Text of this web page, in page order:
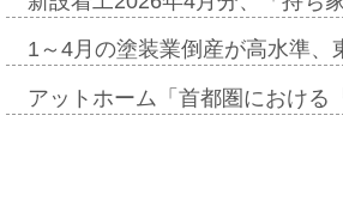
1～4月の塗装業倒産が高水準
アットホーム「首都圏におけ